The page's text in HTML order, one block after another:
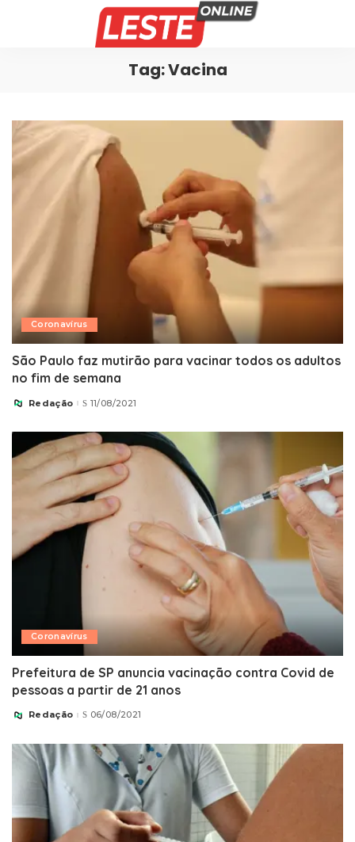
Tag:Vacina
Coronavírus
São Paulo faz mutirão para vacinar todos os adultos
no fim de semana
Posted
Redação 11/08/2021
Coronavírus
Prefeitura de SP anuncia vacinação contra Covid de
pessoas a partir de 21 anos
Posted
Redação 06/08/2021